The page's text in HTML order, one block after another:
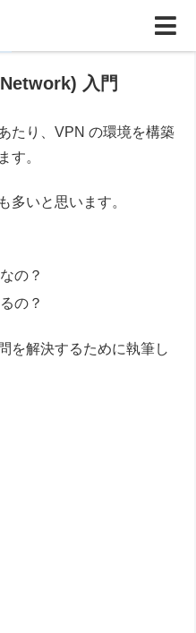
入門
たり、VPN の環境を構築
す。
多いと思います。
の？
の？
を解決するために執筆し